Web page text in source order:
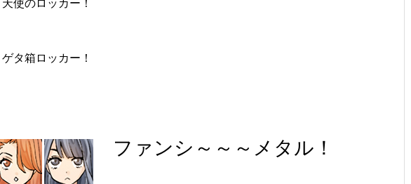
天使のロッカー！
ゲタ箱ロッカー！
ファンシ～～～メタル！